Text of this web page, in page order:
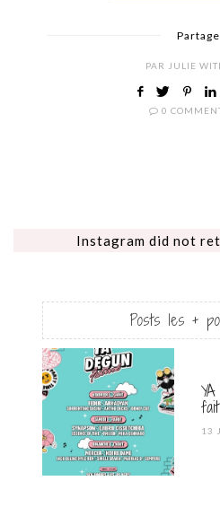
PAR JULIE
0
Instagram did not
Posts les +
13